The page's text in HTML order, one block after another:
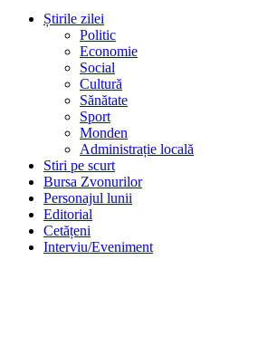
Știrile zilei
Politic
Economie
Social
Cultură
Sănătate
Sport
Monden
Administrație locală
Stiri pe scurt
Bursa Zvonurilor
Personajul lunii
Editorial
Cetățeni
Interviu/Eveniment